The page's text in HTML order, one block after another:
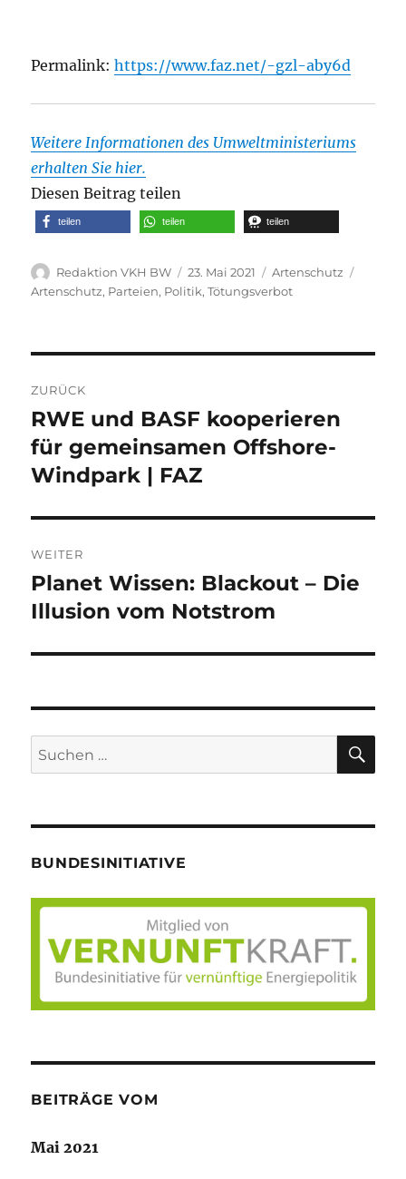
Permalink:https://www.faz.net/-gzl-aby6d
Weitere Informationen des Umweltministeriums
erhalten Sie hier.
Diesen Beitrag teilen
teilen teilen teilen
Autor
Redaktion VKH BW
Veröffentlicht
am
23. Mai 2021 Kategorien
Artenschutz
Artenschutz, Parteien, Politik,Tötungsverbot
ZURÜCK
Vorheriger
Beitrag:
RWE und BASF kooperieren
für gemeinsamen Offshore-
Windpark | FAZ
WEITER
Nächster
Beitrag:
Planet Wissen: Blackout – Die
Illusion vom Notstrom
Suche
nach:
BUNDESINITIATIVE
BEITRÄGE VOM
Mai 2021